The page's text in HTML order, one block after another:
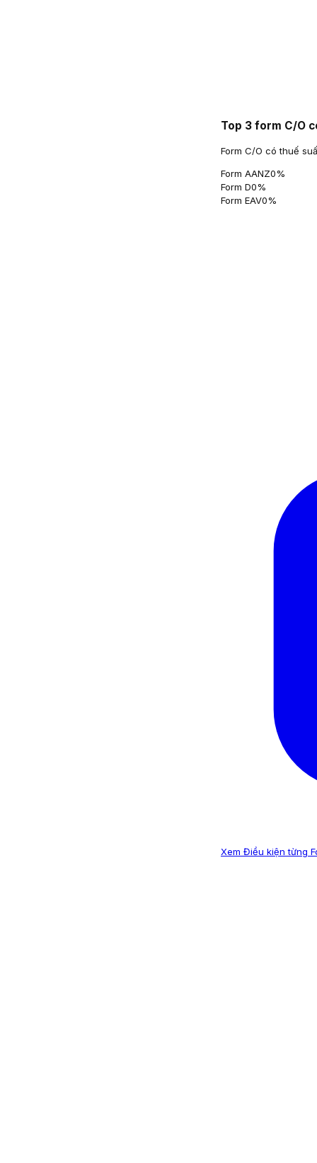
Top 3 form C/O
Form C/O có thuế
Form AANZ0%
Form D0%
Form EAV0%
Xem Điều kiện từng